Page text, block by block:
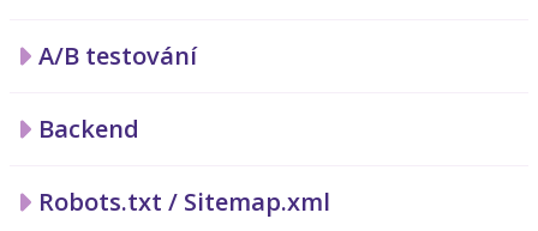
A/B testování
Backend
Robots.txt / Sitemap.xml